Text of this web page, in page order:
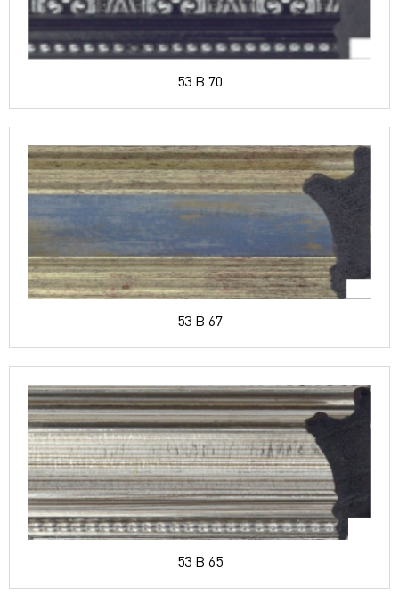
53 B 70
53 B 67
53 B 65